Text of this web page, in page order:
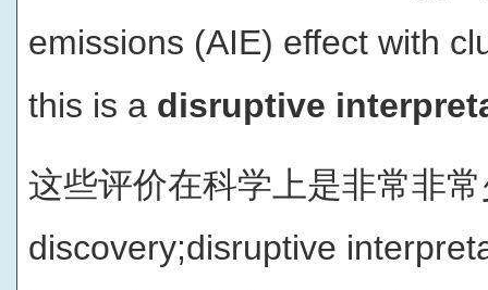
emissions (AIE) effect with
this is a disruptive
这些评价在科学上是非常非
discovery;disruptive